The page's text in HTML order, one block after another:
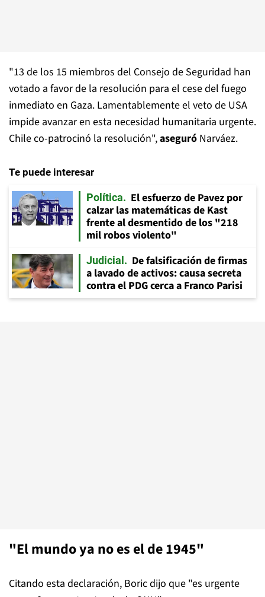
"13 de los 15 miembros del Consejo de Seguridad han
votado a favor de la resolución para el cese del fuego
inmediato en Gaza. Lamentablemente el veto de USA
impide avanzar en esta necesidad humanitaria urgente.
Chile co-patrocinó la resolución",aseguró Narváez.
Te puede interesar
Política
El esfuerzo de Pavez por
calzar las matemáticas de Kast
frente al desmentido de los "218
mil robos violento"
Judicial
De falsificación de firmas
a lavado de activos: causa secreta
contra el PDG cerca a Franco Parisi
"El mundo ya no es el de 1945"
Citando esta declaración, Boric dijo que "es urgente